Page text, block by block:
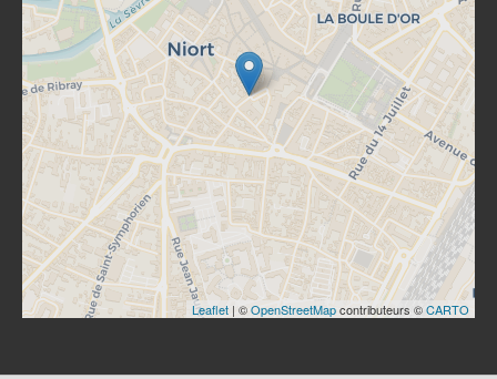
Leaflet | ©OpenStreetMapcontributeurs ©CARTO